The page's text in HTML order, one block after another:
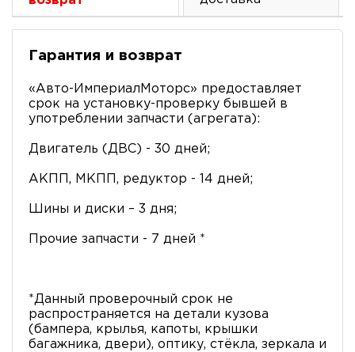
Гарантия и возврат
«Авто-ИмпериалМоторс» предоставляет
срок на установку-проверку бывшей в
употреблении запчасти (агрегата):
Двигатель (ДВС) - 30 дней;
АКПП, МКПП, редуктор - 14 дней;
Шины и диски – 3 дня;
Прочие запчасти - 7 дней *
*Данный проверочный срок не
распространяется на детали кузова
(бампера, крылья, капоты, крышки
багажника, двери), оптику, стёкла, зеркала и